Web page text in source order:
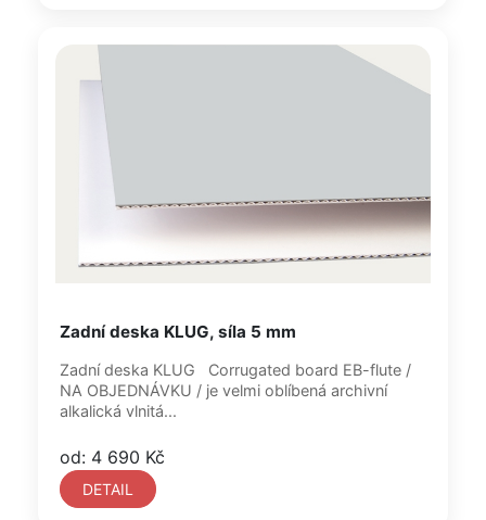
Zadní deska KLUG, síla 5 mm
Zadní deska KLUG Corrugated board EB-flute /
NA OBJEDNÁVKU / je velmi oblíbená archivní
alkalická vlnitá...
od: 4 690 Kč
DETAIL